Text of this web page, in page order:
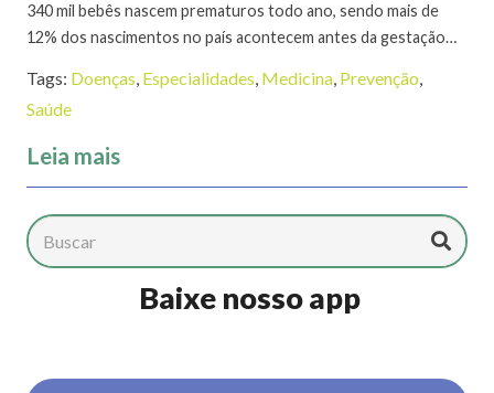
340 mil bebês nascem prematuros todo ano, sendo mais de
12% dos nascimentos no país acontecem antes da gestação…
Tags: Doenças, Especialidades, Medicina, Prevenção,
Saúde
Leia mais
Baixe nosso app